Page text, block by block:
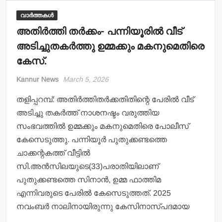
വാർത്തകൾ
അതിര്‍ത്തി തര്‍ക്കം- പന്നിയൂരില്‍ വീട്
അടിച്ചുതകര്‍ത്തു ഉമ്മക്കും മകനുമെതിരെ
കേസ്.
Kannur News March 5, 2026
തളിപ്പറമ്പ്: അതിര്‍ത്തിതര്‍ക്കതിതിന്റെ പേരില്‍ വീട്
അടിച്ചു തകര്‍ത്ത് നാശനഷ്ടം വരുത്തിയ
സംഭവത്തില്‍ ഉമ്മക്കും മകനുമെതിരെ പോലീസ്
കേസെടുത്തു. പന്നിയൂര്‍ പുതുക്കണ്ടത്തെ
ചാക്കന്റകത്ത് വീട്ടില്‍
സി.അന്‍സിലയുടെ(33)പരാതിയിലാണ്
പുതുക്കണ്ടത്തെ സിനാന്‍, ഉമ്മ ഫാത്തിമ
എന്നിവരുടെ പേരില്‍ കേസെടുത്തത്. 2025
നവംബര്‍ നാലിനായിരുന്നു കേസിനാസ്പദമായ